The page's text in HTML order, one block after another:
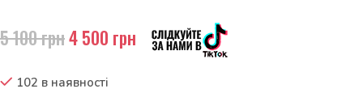
5 100грн4 500 грн
102 в наявності